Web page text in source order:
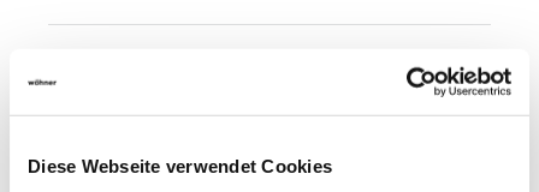
Diese Webseite verwendet Cookies